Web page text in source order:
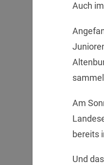
Auch
Am
bereits
Und